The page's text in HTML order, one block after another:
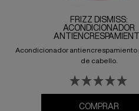
FRIZZ DISMISS:
ACONDICIONADOR
Acondicionador antiencrespamiento
de cabello.
COMPRAR